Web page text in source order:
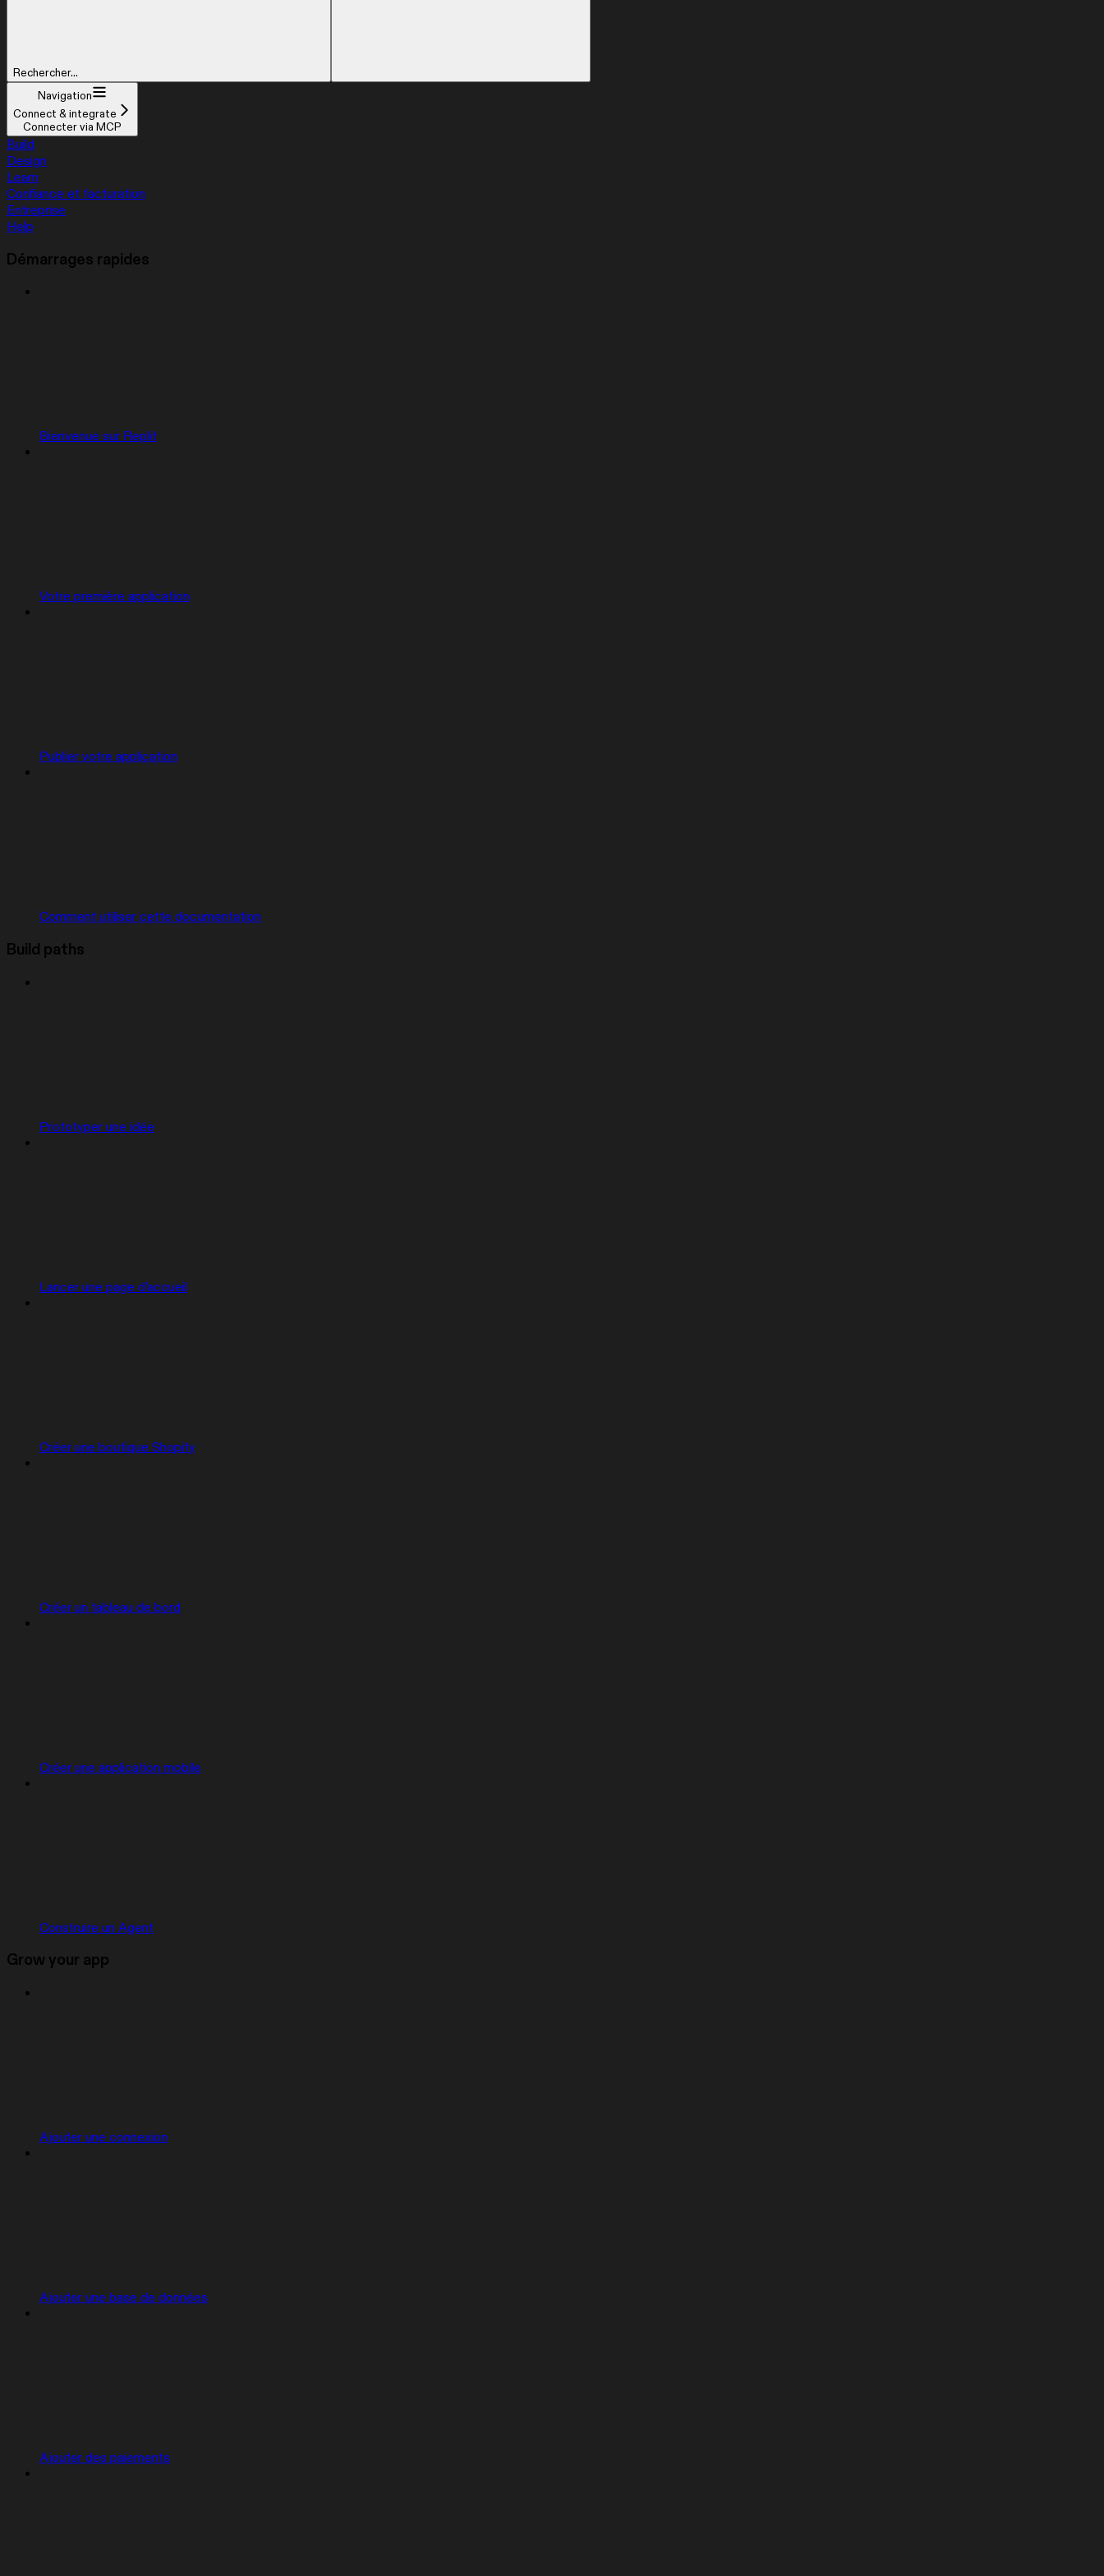
Rechercher...
Navigation
Connect & integrate
Connecter via MCP
Build
Design
Learn
Confiance et facturation
Entreprise
Help
Démarrages rapides
Bienvenue sur Replit
Votre première application
Publier votre application
Comment utiliser cette documentation
Build paths
Prototyper une idée
Lancer une page d'accueil
Créer une boutique Shopify
Créer un tableau de bord
Créer une application mobile
Construire un Agent
Grow your app
Ajouter une connexion
Ajouter une base de données
Ajouter des paiements